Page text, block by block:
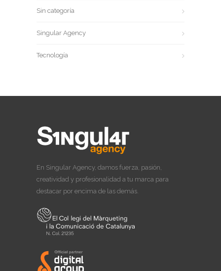
Sin categoría
Singular Agency
Tecnología
En Singular Agency, damos fuerza, pasión,
creatividad y profesionalidad a tu marca para
destacar por encima de las demás.